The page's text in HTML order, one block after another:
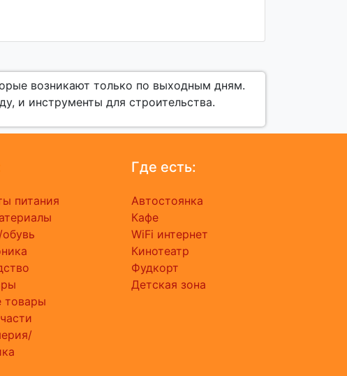
возникают только по выходным дням.
и инструменты для строительства.
питания
товары
Где есть:
Автостоянка
Кафе
WiFi интернет
Кинотеатр
Фудкорт
Детская зона